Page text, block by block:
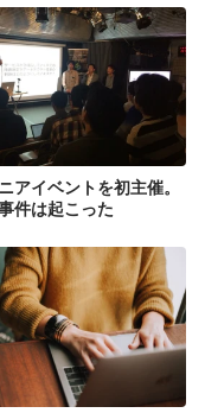
アイベントを初主催。
件は起こった